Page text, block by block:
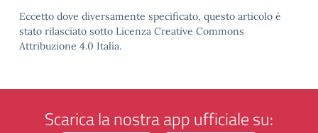
Eccetto dove diversamente specificato, questo articolo è
stato rilasciato sotto Licenza Creative Commons
Attribuzione 4.0 Italia.
Scarica la nostra app ufficiale su: